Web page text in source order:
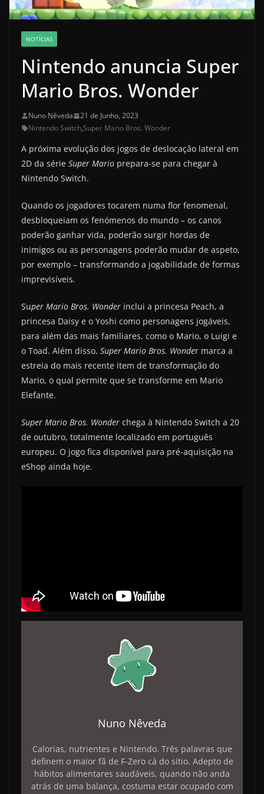
NOTÍCIAS
Nintendo anuncia Super
Mario Bros. Wonder
Nuno Nêveda
21 de Junho, 2023
Nintendo Switch,Super Mario Bros. Wonder
A próxima evolução dos jogos de deslocação lateral em
2D da série Super Mario prepara-se para chegar à
Nintendo Switch.
Quando os jogadores tocarem numa flor fenomenal,
desbloqueiam os fenómenos do mundo – os canos
poderão ganhar vida, poderão surgir hordas de
inimigos ou as personagens poderão mudar de aspeto,
por exemplo – transformando a jogabilidade de formas
imprevisíveis.
Super Mario Bros. Wonder inclui a princesa Peach, a
princesa Daisy e o Yoshi como personagens jogáveis,
para além das mais familiares, como o Mario, o Luigi e
o Toad. Além disso, Super Mario Bros. Wonder marca a
estreia do mais recente item de transformação do
Mario, o qual permite que se transforme em Mario
Elefante.
Super Mario Bros. Wonder chega à Nintendo Switch a 20
de outubro, totalmente localizado em português
europeu. O jogo fica disponível para pré-aquisição na
eShop ainda hoje.
Nuno Nêveda
Calorias, nutrientes e Nintendo. Três palavras que
definem o maior fã de F-Zero cá do sítio. Adepto de
hábitos alimentares saudáveis, quando não anda
atrás de uma balança, costuma estar ocupado com